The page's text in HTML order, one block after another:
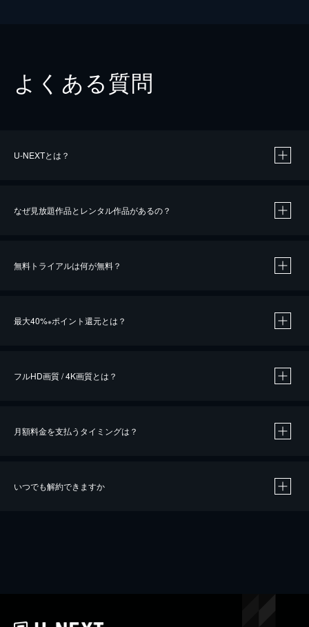
よくある質問
U-NEXTとは？
なぜ見放題作品とレンタル作品があるの？
無料トライアルは何が無料？
最大40%※ポイント還元とは？
※40％ポイント還元の対象は、クレジットカード決済による作品の購入 / レンタルです。
iOSアプリのUコイン決済による作品の購入 / レンタルは、20％のポイント還元です。
フルHD画質 / 4K画質とは？
月額料金を支払うタイミングは？
いつでも解約できますか